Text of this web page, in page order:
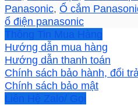
âm
sàn
số
lượng
Panasonic, Ổ cắm
ổ điện panasonic
Thông Tin Mua Hàng
Hướng dẫn mua hàng
Hướng dẫn thanh toán
Chính sách bảo hành, đổi
Chính sách bảo mật
Liên Hệ Zalo/ Gọi